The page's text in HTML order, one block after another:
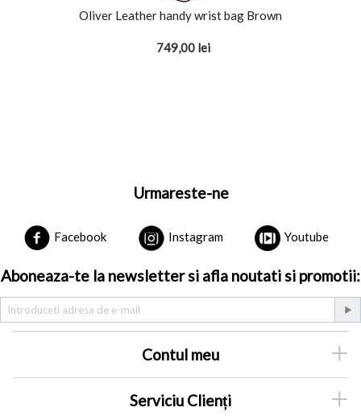
Oliver Leather handy wrist bag Brown
749,00 lei
Urmareste-ne
Facebook Instagram Youtube
Aboneaza-te la newsletter si afla noutati si promotii:
Contul meu
Serviciu Clienți